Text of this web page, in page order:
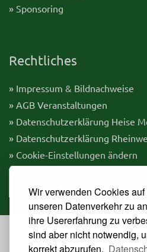
Wir verwenden Cookies
unseren Datenverkehr zu
ihre Usererfahrung zu
sind aber nicht notwendig,
korrekt abzurufen.
» Sponsoring
Rechtliches
» Impressum & Bildnachweise
» AGB Veranstaltungen
» Datenschutzerklärung Heise
» Datenschutzerklärung
» Cookie-Einstellungen ändern